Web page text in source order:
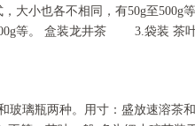
，大小也各不相同，有50g至
等。 盒装龙井茶 3.袋装 茶
璃瓶两种。用寸：盛放速溶